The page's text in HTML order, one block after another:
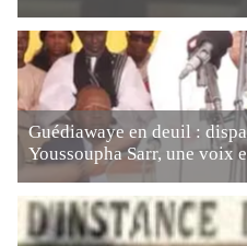
Guédiawaye en deuil :
Youssoupha Sarr, une voix